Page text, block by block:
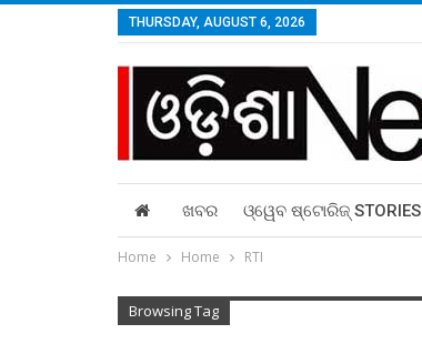
THURSDAY, AUGUST 6, 2026
ଖବର ଓ୍ୱେବ ଷ୍ଟୋରିଜ୍‌ STORIES
Home Home RTI
Browsing Tag